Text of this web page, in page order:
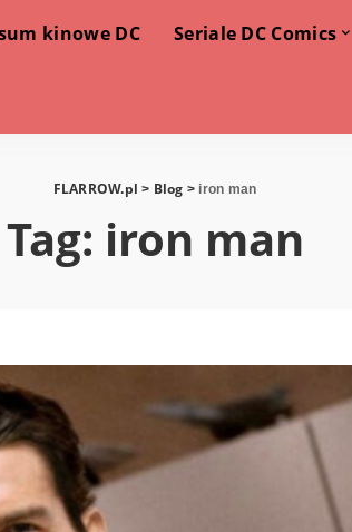
kinowe DC Seriale DC Comics
FLARROW.pl > Blog > iron man
Tag: iron man